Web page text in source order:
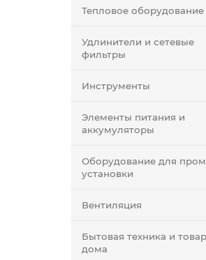
Тепловое оборудование
Удлинители и сетевые
фильтры
Инструменты
Элементы питания и
аккумуляторы
Оборудование для
установки
Вентиляция
Бытовая техника и
дома